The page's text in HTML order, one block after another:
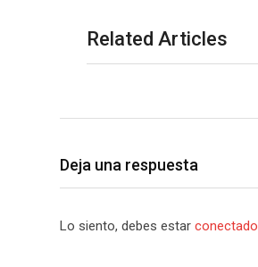
Related Articles
Deja una respuesta
Lo siento, debes estar conectado